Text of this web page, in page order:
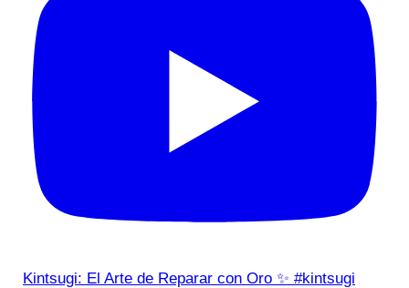
Kintsugi: El Arte de Reparar con Oro ✨ #kintsugi